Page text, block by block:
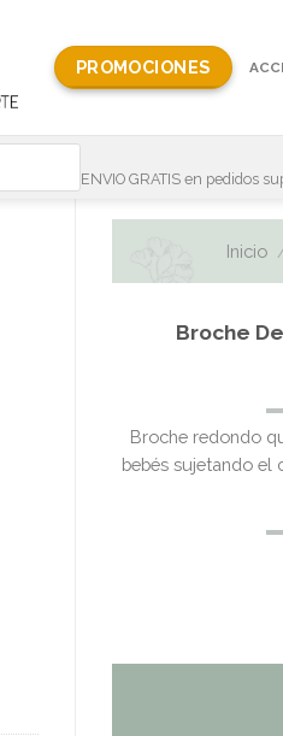
PROMOCIONES
ENVIO GRATIS en pedidos
Inicio
Broche
Broche redondo
bebés sujetando el